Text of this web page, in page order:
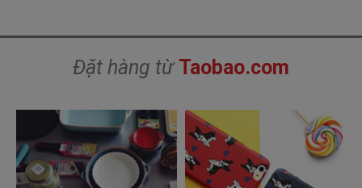
Đặt hàng từ Taobao.com